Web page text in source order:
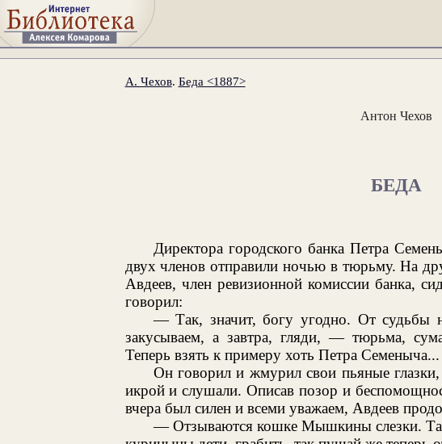
А. Чехов. Беда <1887>
Антон Чехов
БЕДА
Директора городского банка Петра
двух членов отправили ночью в тюрьму. На
Авдеев, член ревизионной комиссии банка,
говорил:
— Так, значит, богу угодно. От судьбы
закусываем, а завтра, гляди, — тюрьма,
Теперь взять к примеру хоть Петра Семеныча...
Он говорил и жмурил свои пьяные
икрой и слушали. Описав позор и
вчера был силен и всеми уважаем, Авдеев
— Отзываются кошке Мышкины слезки.